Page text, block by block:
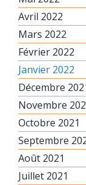
Avril 2022
Mars 2022
Février 2022
Janvier 2022
Décembre
Novembre
Octobre 2021
Septembre
Août 2021
Juillet 2021